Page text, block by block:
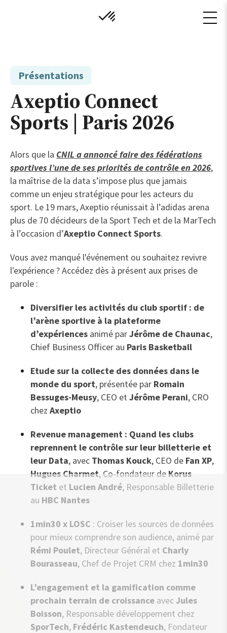
Présentations
Axeptio Connect
Sports | Paris 2026
Alors que la CNIL a annoncé faire des fédérations
sportives l’une de ses priorités de contrôle en 2026,
la maîtrise de la data s’impose plus que jamais
comme un enjeu stratégique pour les acteurs du
sport. Le 19 mars, Axeptio réunissait à l’adidas arena
plus de 70 décideurs de la Sport Tech et de la MarTech
à l’occasion d’Axeptio Connect Sports.
Vous avez manqué l'événement ou souhaitez revivre
l'expérience ? Accédez dès à présent aux prises de
parole :
Diversifier les activités du club sportif : de
l’arène sportive à la plateforme
d’expériences animé parJérôme de Chaunac,
Chief Business Officer au Paris Basketball
Etude sur la collecte des données dans le
monde du sport, présentée par Romain
Bessuges-Meusy, CEO etJérôme Perani, CRO
chez Axeptio
Revenue management : Quand les clubs
reprennent le contrôle sur leur billetterie et
leur Data, avec Thomas Kouck, CEO de Fan XP,
Hugues Charmet, Co-fondateur de Korus
Ticket et Lucien André, Responsable Billetterie
au HBC Nantes
1min30 x LOSC : Croiser les sources de données
pour mieux comprendre son audience, animé par
Rémi Poulet, Directeur Général et Charly
Bourasseau, Chef de Projet CRM chez 1min30
L’engagement et la gamification comme
prochain terrain de croissance avecJules
Boisson, Responsable développement chez
SporTech, Frédéric Kastendeuch, Fondateur